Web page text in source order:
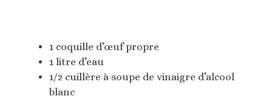
1 coquille d’œuf propre
1 litre d’eau
1/2 cuillère à soupe de vinaigre d’alcool
blanc